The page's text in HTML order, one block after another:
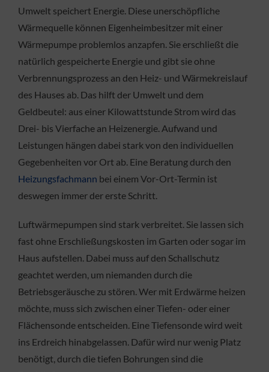
Umwelt speichert Energie. Diese unerschöpfliche
Wärmequelle können Eigenheimbesitzer mit einer
Wärmepumpe problemlos anzapfen. Sie erschließt die
natürlich gespeicherte Energie und gibt sie ohne
Verbrennungsprozess an den Heiz- und Wärmekreislauf
des Hauses ab. Das hilft der Umwelt und dem
Geldbeutel: aus einer Kilowattstunde Strom wird das
Drei- bis Vierfache an Heizenergie. Aufwand und
Leistungen hängen dabei stark von den individuellen
Gegebenheiten vor Ort ab. Eine Beratung durch den
Heizungsfachmann bei einem Vor-Ort-Termin ist
deswegen immer der erste Schritt.
Luftwärmepumpen sind stark verbreitet. Sie lassen sich
fast ohne Erschließungskosten im Garten oder sogar im
Haus aufstellen. Dabei muss auf den Schallschutz
geachtet werden, um niemanden durch die
Betriebsgeräusche zu stören. Wer mit Erdwärme heizen
möchte, muss sich zwischen einer Tiefen- oder einer
Flächensonde entscheiden. Eine Tiefensonde wird weit
ins Erdreich hinabgelassen. Dafür wird nur wenig Platz
benötigt, durch die tiefen Bohrungen sind die